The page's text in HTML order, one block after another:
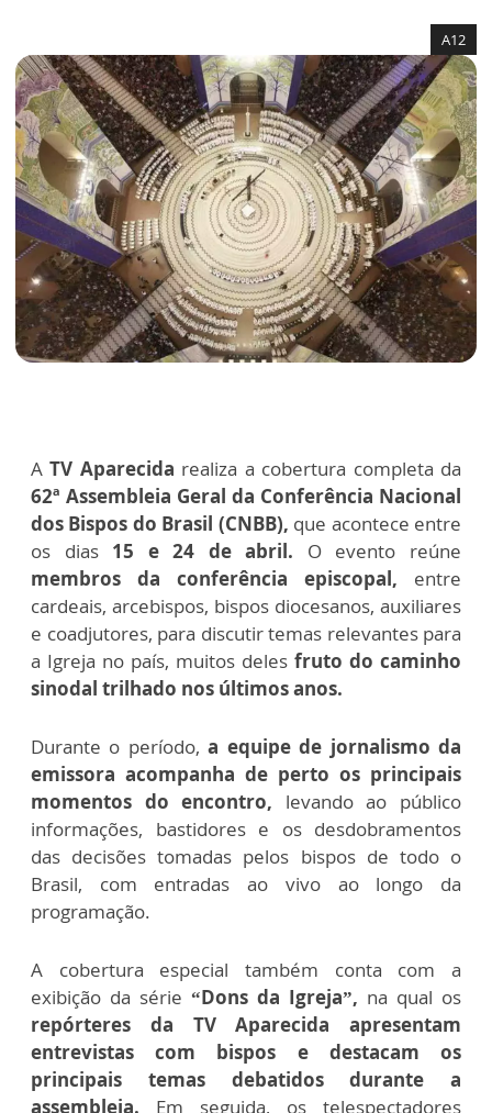
A12
ATV Aparecida realiza a cobertura completa da
62ª Assembleia Geral da Conferência Nacional
dos Bispos do Brasil (CNBB), que acontece entre
os dias 15 e 24 de abril. O evento reúne
membros da conferência episcopal, entre
cardeais, arcebispos, bispos diocesanos, auxiliares
e coadjutores, para discutir temas relevantes para
a Igreja no país, muitos deles fruto do caminho
sinodal trilhado nos últimos anos.
Durante o período,a equipe de jornalismo da
emissora acompanha de perto os principais
momentos do encontro, levando ao público
informações, bastidores e os desdobramentos
das decisões tomadas pelos bispos de todo o
Brasil, com entradas ao vivo ao longo da
programação.
A cobertura especial também conta com a
exibição da série “Dons da Igreja”, na qual os
repórteres da TV Aparecida apresentam
entrevistas com bispos e destacam os
principais temas debatidos durante a
assembleia. Em seguida, os telespectadores